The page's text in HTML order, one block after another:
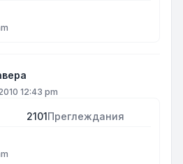
12:43 pm
2101Преглеждания